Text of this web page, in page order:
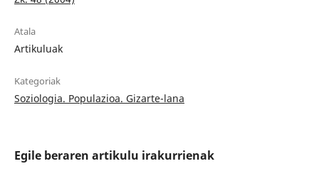
Atala
Artikuluak
Kategoriak
Soziologia. Populazioa. Gizarte-lana
Egile beraren artikulu irakurrienak